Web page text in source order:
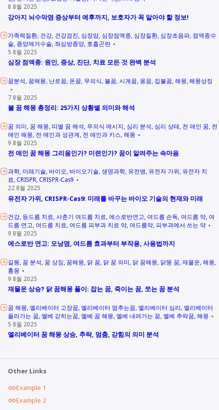
8 8월 2025
강아지 뇌수막염 증상부터 예후까지, 보호자가 꼭 알아야 할 정보!
가족력질환 건강 건강검진 심장암 심장점액종 심장질환 심장초음파 점액종수
술 종양제거수술 좌심방종양 호흡곤란
5 8월 2025
심장 점액종: 원인, 증상, 진단, 치료 모든 것 완벽 분석
꿈분석 꿈해몽 난로꿈 돈꿈 무의식 불꿈 시계꿈 용꿈 집불꿈 해몽 해몽상징
7 8월 2025
불 꿈 해몽 총정리: 25가지 상황별 의미와 해석
꿈 의미 꿈 해몽 띠별 꿈 해석 무의식 메시지 심리 분석 심리 상태 전 애인 꿈 전
애인 해몽 전 애인과 성관계 전 애인과 키스 해몽
9 8월 2025
전 애인 꿈 해몽 그리움인가? 미련인가? 꿈이 알려주는 속마음
과학 미래기술 바이오 바이오기술 생명과학 유전병 유전자 가위 유전자 치
료 CRISPR CRISPR-Cas9
22 8월 2025
유전자 가위, CRISPR-Cas9: 미래를 바꾸는 바이오 기술의 현재와 미래
건강 등드름 치료 사춘기 여드름 치료 에스로반연고 여드름 손독 여드름 약 여
드름 연고 여드름 치료 여드름 피부과 치료 약 여드름약 피부과에서 쓰는 약
9 8월 2025
에스로반 연고: 모낭염, 여드름 효과부터 부작용, 사용법까지
길몽 꿈 분석 꿈 상징 꿈해몽 닭 꿈 닭 꿈 의미 닭 꿈해몽 닭똥 꿈 재물운 해몽
흉몽
9 8월 2025
재물운 상승? 닭 꿈해몽 풀이: 잡는 꿈, 죽이는 꿈, 쪼는 꿈 분석
꿈 해몽 엘리베이터 고장꿈 엘리베이터 멈추는꿈 엘리베이터 심리 엘리베이터
올라가는 꿈 엘베 갇히는꿈 엘베 꿈 해몽 엘베 내려가는 꿈 엘베 추락꿈 해몽
5 8월 2025
엘리베이터 꿈 해몽 상승, 추락, 멈춤, 갇힘의 의미 분석
Other Links
Example 1
Example 2